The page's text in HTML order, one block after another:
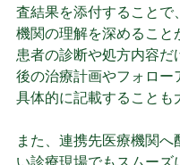
査結果を添付することで
機関の理解を深めること
患者の診断や処方内容だ
後の治療計画やフォロー
具体的に記載することも
また、連携先医療機関へ